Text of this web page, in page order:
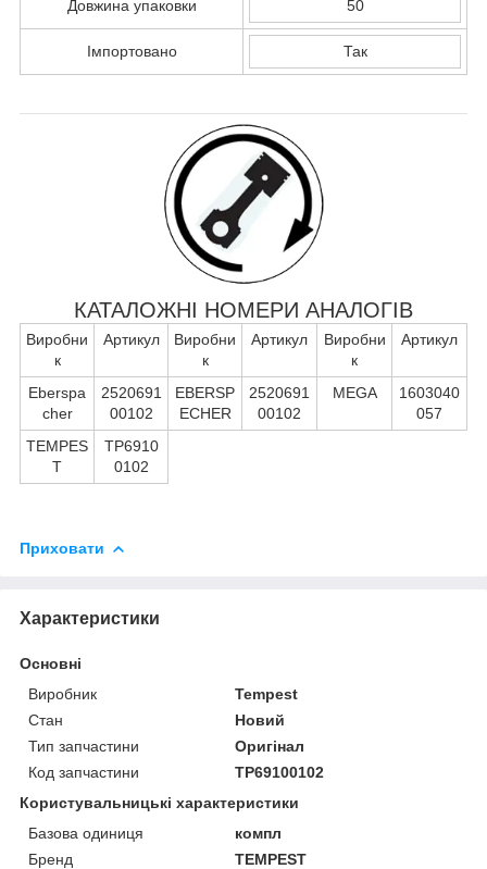
Довжина упаковки 50
Імпортовано Так
КАТАЛОЖНІ НОМЕРИ АНАЛОГІВ
Виробни
к
Артикул
Виробни
к
Артикул
Виробни
к
Артикул
Eberspa
cher
2520691
00102
EBERSP
ECHER
2520691
00102
MEGA
1603040
057
TEMPES
T
TP6910
0102
Приховати
Характеристики
Основні
Виробник
Tempest
Стан
Новий
Тип запчастини
Оригінал
Код запчастини
TP69100102
Користувальницькі характеристики
Базова одиниця
компл
Бренд
TEMPEST